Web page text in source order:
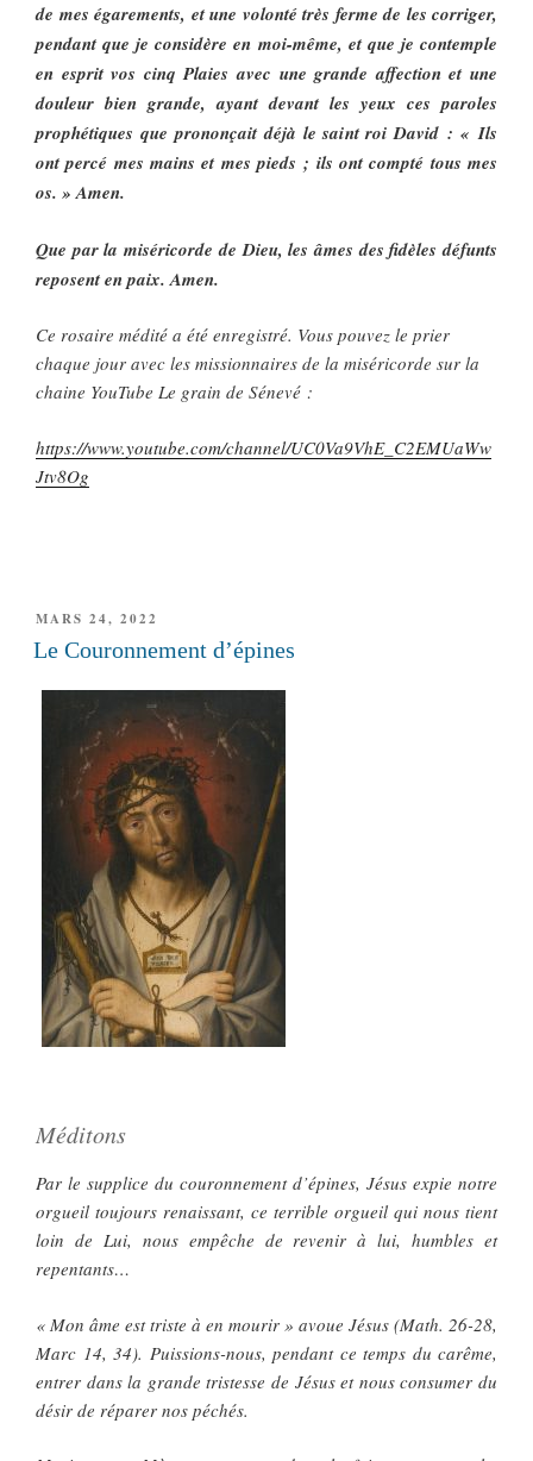
de mes égarements, et une volonté très ferme de les corriger,
pendant que je considère en moi-même, et que je contemple
en esprit vos cinq Plaies avec une grande affection et une
douleur bien grande, ayant devant les yeux ces paroles
prophétiques que prononçait déjà le saint roi David : « Ils
ont percé mes mains et mes pieds ; ils ont compté tous mes
os. » Amen.
Que par la miséricorde de Dieu, les âmes des fidèles défunts
reposent en paix. Amen.
Ce rosaire médité a été enregistré. Vous pouvez le prier
chaque jour avec les missionnaires de la miséricorde sur la
chaine YouTube Le grain de Sénevé :
https://www.youtube.com/channel/UC0Va9VhE_C2EMUaWw
Jtv8Og
PUBLIÉ
LE
MARS 24, 2022
Le Couronnement d’épines
Méditons
Par le supplice du couronnement d’épines, Jésus expie notre
orgueil toujours renaissant, ce terrible orgueil qui nous tient
loin de Lui, nous empêche de revenir à lui, humbles et
repentants…
« Mon âme est triste à en mourir » avoue Jésus (Math. 26-28,
Marc 14, 34). Puissions-nous, pendant ce temps du carême,
entrer dans la grande tristesse de Jésus et nous consumer du
désir de réparer nos péchés.